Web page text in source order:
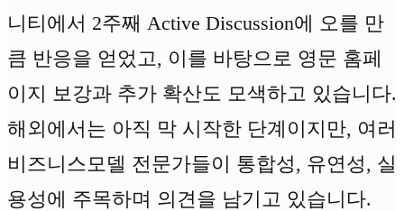
니티에서 2주째 Active Discussion에 오를 만
큼 반응을 얻었고, 이를 바탕으로 영문 홈페
이지 보강과 추가 확산도 모색하고 있습니다.
해외에서는 아직 막 시작한 단계이지만, 여러
비즈니스모델 전문가들이 통합성, 유연성, 실
용성에 주목하며 의견을 남기고 있습니다.